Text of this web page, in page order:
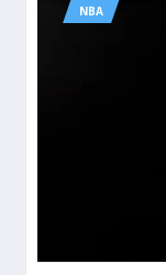
NBA